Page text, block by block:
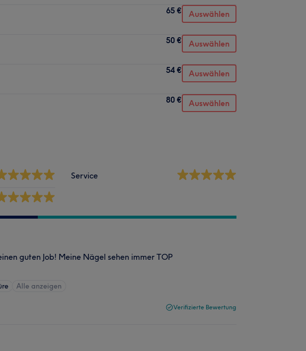
65 € Auswählen
50 € Auswählen
54 € Auswählen
80 € Auswählen
Service
guten Job! Meine Nägel sehen immer TOP
Alle anzeigen
Verifizierte Bewertung